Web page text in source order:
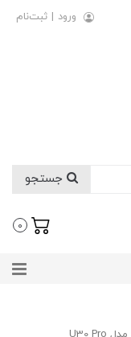
ورود | ثبت‌نام
0